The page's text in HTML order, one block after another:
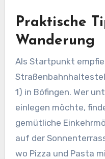
Praktische
Wanderung
Als Startpunkt
1) in Böfingen. Wer
einlegen möchte,
gemütliche
auf der
wo Pizza und Pasta